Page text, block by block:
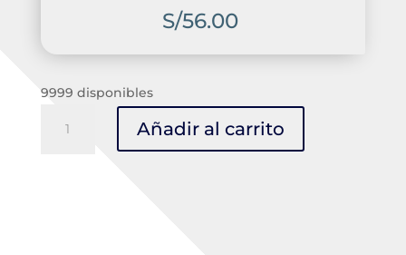
S/56.00
9999 disponibles
Añadir al carrito